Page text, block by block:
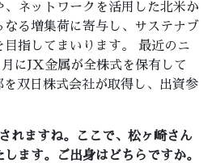
ネットワークを活用した北米か
る増集荷に寄与し、サステナブ
指してまいります。 最近のニ
にJX金属が全株式を保有して
双日株式会社が取得し、出資参
れますね。ここで、松ヶ崎さん
ます。ご出身はどちらですか。